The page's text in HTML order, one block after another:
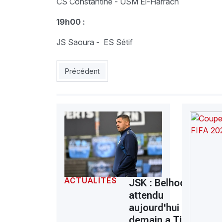
19h00 :
JS Saoura - ES Sétif
Article précédent : Ligue 2 - 10e journée :
Précédent
ACTUALITÉS
JSK : Belhocine
attendu
aujourd'hui ou